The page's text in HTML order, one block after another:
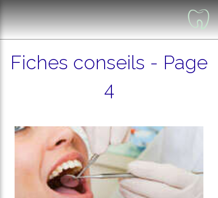
Fiches conseils - Page
4